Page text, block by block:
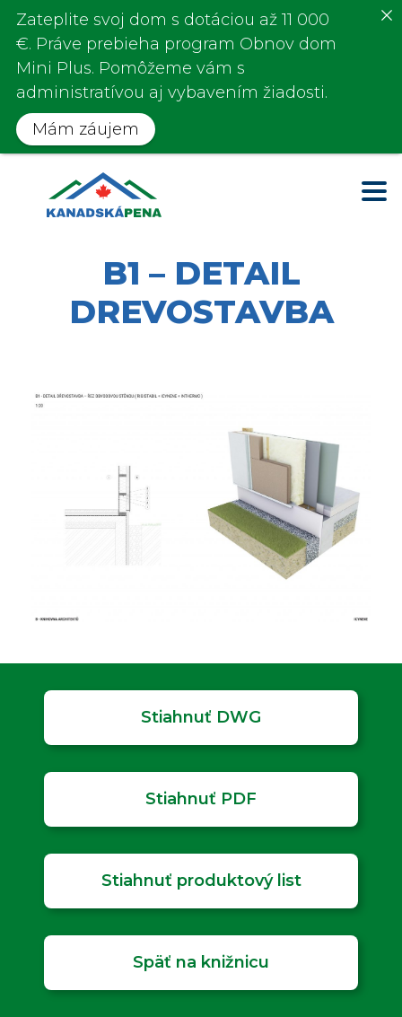
B1 – DETAIL
DREVOSTAVBA
Stiahnuť DWG
Stiahnuť PDF
Stiahnuť produktový list
Späť na knižnicu
Zateplite svoj dom s dotáciou až 11 000
€. Práve prebieha program Obnov dom
Mini Plus. Pomôžeme vám s
administratívou aj vybavením žiadosti.
Mám záujem